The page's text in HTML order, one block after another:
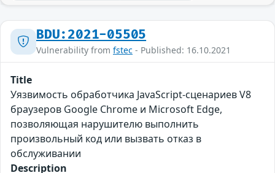
BDU:2021-05505
Vulnerability from fstec - Published: 16.10.2021
Title
Уязвимость обработчика JavaScript-сценариев V8
браузеров Google Chrome и Microsoft Edge,
позволяющая нарушителю выполнить
произвольный код или вызвать отказ в
обслуживании
Description